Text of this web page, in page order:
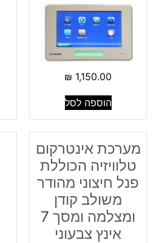
1,150.00
₪
הוספה לסל
מערכת אינטרקום
טלוויזיה הכוללת
פנל חיצוני מהודר
משולב קודן
ומצלמה ומסך 7
אינץ צבעוני